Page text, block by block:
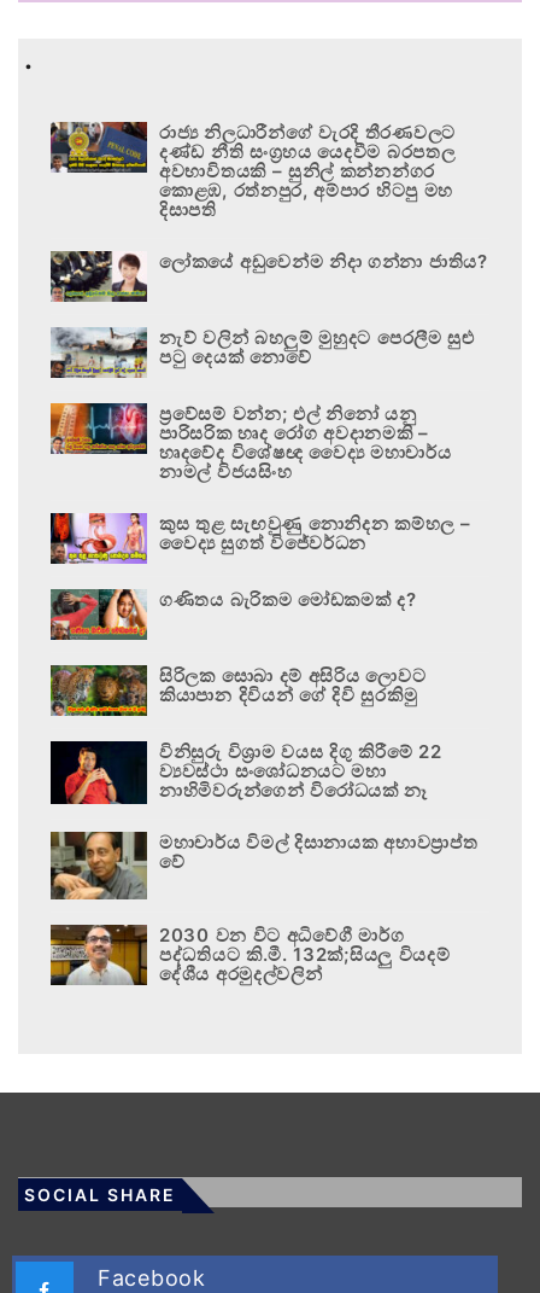
.
රාජ්‍ය නිලධාරීන්ගේ වැරදි තීරණවලට
දණ්ඩ නීති සංග්‍රහය යෙදවීම බරපතල
අවභාවිතයකි – සුනිල් කන්නන්ගර
කොළඹ, රත්නපුර, අම්පාර හිටපු මහ
දිසාපති
ලෝකයේ අඩුවෙන්ම නිදා ගන්නා ජාතිය?
නැව් වලින් බහලුම් මුහුදට පෙරලීම සුළු
පටු දෙයක් නොවේ
ප්‍රවේසම් වන්න; එල් නිනෝ යනු
පාරිසරික හෘද රෝග අවදානමකි –
හෘදවේද විශේෂඥ වෛද්‍ය මහාචාර්ය
නාමල් විජයසිංහ
කුස තුළ සැඟවුණු නොනිදන කම්හල –
වෛද්‍ය සුගත් විජේවර්ධන
ගණිතය බැරිකම මෝඩකමක් ද?
සිරිලක සොබා දම් අසිරිය ලොවට
කියාපාන දිවියන් ගේ දිවි සුරකිමු
විනිසුරු විශ්‍රාම වයස දිගු කිරීමේ 22
ව්‍යවස්ථා සංශෝධනයට මහා
නාහිමිවරුන්ගෙන් විරෝධයක් නෑ
මහාචාර්ය විමල් දිසානායක අභාවප්‍රාප්ත
වේ
2030 වන විට අධිවේගී මාර්ග
පද්ධතියට කි.මී. 132ක්;සියලු වියදම්
දේශීය අරමුදල්වලින්
SOCIAL SHARE
Facebook